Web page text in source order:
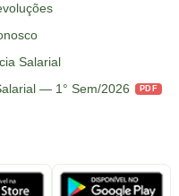
Salarial
— 1° Sem/2026
PDF